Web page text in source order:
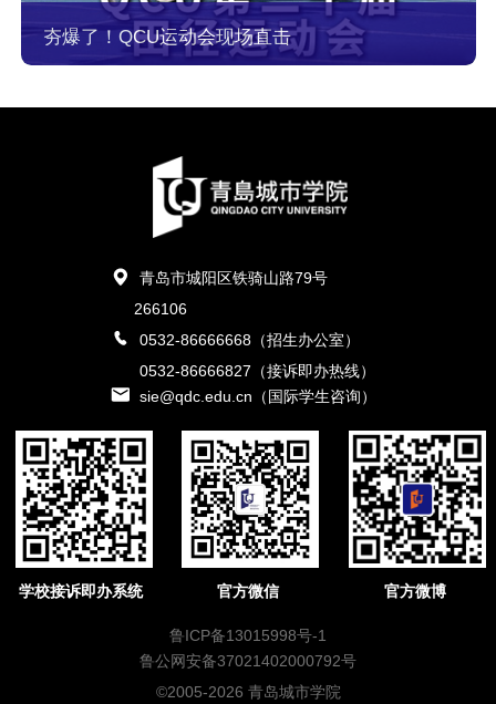
夯爆了！QCU运动会现场直击
青岛市城阳区铁骑山路79号
266106
0532-86666668（招生办公室）
0532-86666827（接诉即办热线）
sie@qdc.edu.cn（国际学生咨询）
学校接诉即办系统 官方微信 官方微博
鲁ICP备13015998号-1
鲁公网安备37021402000792号
©2005-2026 青岛城市学院